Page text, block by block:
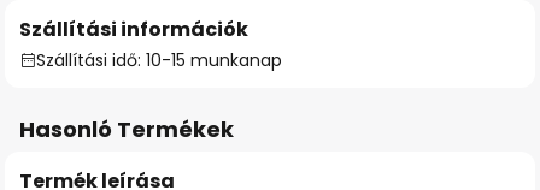
Szállítási információk
Szállítási idő: 10-15 munkanap
Hasonló Termékek
Termék leírása